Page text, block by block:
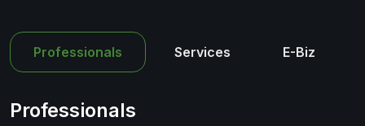
Professionals Services E-Biz
Professionals